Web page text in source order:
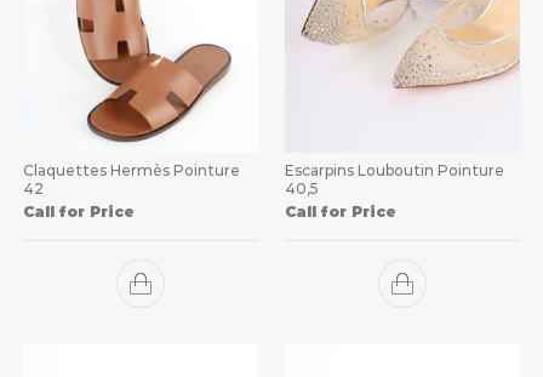
Claquettes Hermès Pointure
42
Call for Price
Escarpins Louboutin Pointure
40,5
Call for Price